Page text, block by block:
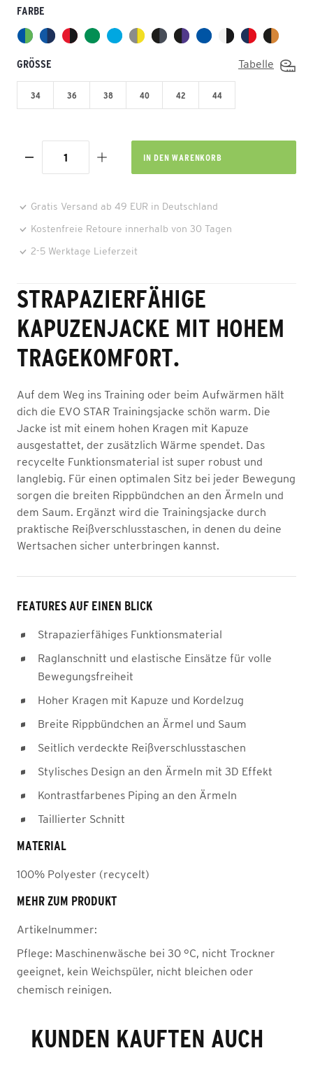
FARBE
GRÖSSE Tabelle
34 36 38 40 42 44
IN DEN WARENKORB
Gratis Versand ab 49 EUR in Deutschland
Kostenfreie Retoure innerhalb von 30 Tagen
2-5 Werktage Lieferzeit
STRAPAZIERFÄHIGE
KAPUZENJACKE MIT HOHEM
TRAGEKOMFORT.
Auf dem Weg ins Training oder beim Aufwärmen hält
dich die EVO STAR Trainingsjacke schön warm. Die
Jacke ist mit einem hohen Kragen mit Kapuze
ausgestattet, der zusätzlich Wärme spendet. Das
recycelte Funktionsmaterial ist super robust und
langlebig. Für einen optimalen Sitz bei jeder Bewegung
sorgen die breiten Rippbündchen an den Ärmeln und
dem Saum. Ergänzt wird die Trainingsjacke durch
praktische Reißverschlusstaschen, in denen du deine
Wertsachen sicher unterbringen kannst.
FEATURES AUF EINEN BLICK
Strapazierfähiges Funktionsmaterial
Raglanschnitt und elastische Einsätze für volle
Bewegungsfreiheit
Hoher Kragen mit Kapuze und Kordelzug
Breite Rippbündchen an Ärmel und Saum
Seitlich verdeckte Reißverschlusstaschen
Stylisches Design an den Ärmeln mit 3D Effekt
Kontrastfarbenes Piping an den Ärmeln
Taillierter Schnitt
MATERIAL
100% Polyester (recycelt)
MEHR ZUM PRODUKT
Artikelnummer:
Pflege: Maschinenwäsche bei 30 °C, nicht Trockner
geeignet, kein Weichspüler, nicht bleichen oder
chemisch reinigen.
KUNDEN KAUFTEN AUCH